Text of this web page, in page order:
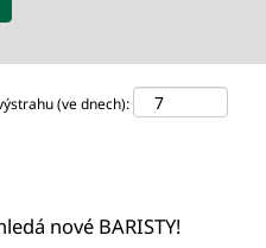
(ve dnech):
nové BARISTY!